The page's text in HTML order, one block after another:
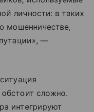
личности: в таких
мошенничестве,
—
сложно.
интегрируют